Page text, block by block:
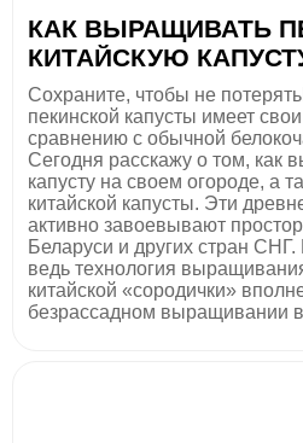
КАК ВЫРАЩИВАТЬ
КИТАЙСКУЮ
Сохраните, чтобы не
пекинской капусты имеет
сравнению с обычной
Сегодня расскажу о том, как
капусту на своем огороде, а
китайской капусты. Эти
активно завоевывают
Беларуси и других стран СНГ.
ведь технология
китайской «сородички»
безрассадном выращивании